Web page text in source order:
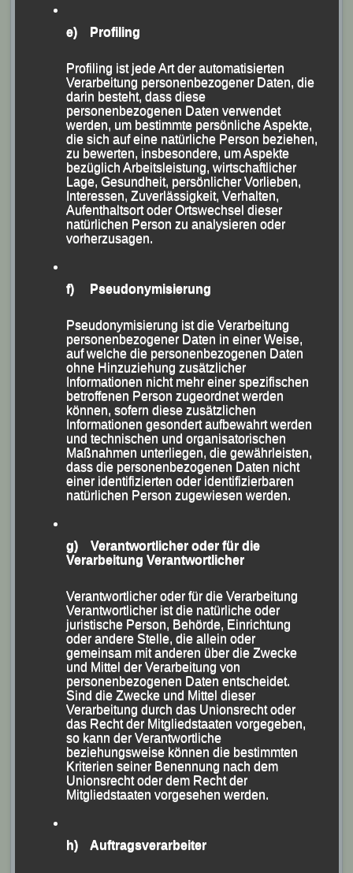
Menschen Willen“ über die Bühne ging und bei dem
erstmals auch die Niederbayerischen Crosslauf-
Leichtathletik-Kreises Passau integriert wurden.
Die Passauer DJK-Verantwortlichen hatten sich letztes
Jahr dazu entschlossen neben ihrem sportlichen
Frühjahrs-Highlight, dem „DJK-Domlauf“, auch im
Herbst mit einem Crosslauf einen weiteren
Sporthöhepunkt zu installieren.
Analog dem Vorjahr stand nach Absprache mit dem
Kulturamt der Stadt Passau wieder der Oberhauser
Turnhalle für Wettkampfbüro, Ausgabe der
Startnummern und für die Siegerehrung zur Verfügung.
Das Sportamt der Stadt Passau hatte zudem die
städtischen Umkleidekabinen an der Sportanlage
Oberhaus bereitgestellt.
Für die insgesamt acht Läufe hatten der Passauer
Stadtrat und DJK-Diözesanvorsitzende Siegfried
Kapfer und DJK-Geschäftsführer Philipp Roos den
Thingplatz zu einem „Crosslauf-Eldorado“ up-gedatet
und einen sehr selektiven 600-m-Bergauf-Bergab-Kurs
austrassiert, auf dem die knapp 180 gemeldeten
Teilnehmer, davon mehr als die Hälfte im Alter
zwischen sechs und 15 Jahren (!), Strecken zwischen
350 und 6000 m zu bewältigen hatten.
Für den reibungslosen Ablauf sorgten neben der Firma
Spoferan, die für die Zeitmessung und Wettkampfbüro
verantwortlich zeichnete, die stellvertretende DJK-
Vorsitzende Elisabeth Wolf, DJK-Mitarbeiterin Ingrid
Wieland und DJK-Schatzmeisterin Claudia Skatulla,
sowie das Team der Leichtathletik Gemeinschaft (LG)
Passau.
Als „Chefin der Siegerehrungen“ war Leichtathletik-
Bezirksvorsitzende Centa Hollweck im regelrechten
e) Profiling
Profiling ist jede Art der automatisierten
Verarbeitung personenbezogener Daten, die
darin besteht, dass diese
personenbezogenen Daten verwendet
werden, um bestimmte persönliche Aspekte,
die sich auf eine natürliche Person beziehen,
zu bewerten, insbesondere, um Aspekte
bezüglich Arbeitsleistung, wirtschaftlicher
Lage, Gesundheit, persönlicher Vorlieben,
Interessen, Zuverlässigkeit, Verhalten,
Aufenthaltsort oder Ortswechsel dieser
natürlichen Person zu analysieren oder
vorherzusagen.
f) Pseudonymisierung
Pseudonymisierung ist die Verarbeitung
personenbezogener Daten in einer Weise,
auf welche die personenbezogenen Daten
ohne Hinzuziehung zusätzlicher
Informationen nicht mehr einer spezifischen
betroffenen Person zugeordnet werden
können, sofern diese zusätzlichen
Informationen gesondert aufbewahrt werden
und technischen und organisatorischen
Maßnahmen unterliegen, die gewährleisten,
dass die personenbezogenen Daten nicht
einer identifizierten oder identifizierbaren
natürlichen Person zugewiesen werden.
g) Verantwortlicher oder für die
Verarbeitung Verantwortlicher
Verantwortlicher oder für die Verarbeitung
Verantwortlicher ist die natürliche oder
juristische Person, Behörde, Einrichtung
oder andere Stelle, die allein oder
gemeinsam mit anderen über die Zwecke
und Mittel der Verarbeitung von
personenbezogenen Daten entscheidet.
Sind die Zwecke und Mittel dieser
Verarbeitung durch das Unionsrecht oder
das Recht der Mitgliedstaaten vorgegeben,
so kann der Verantwortliche
beziehungsweise können die bestimmten
Kriterien seiner Benennung nach dem
Unionsrecht oder dem Recht der
Mitgliedstaaten vorgesehen werden.
h) Auftragsverarbeiter